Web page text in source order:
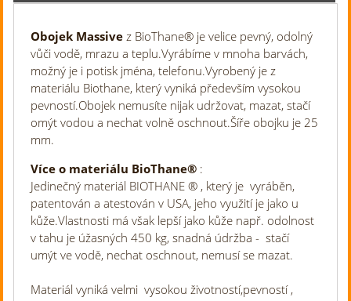
Obojek Massive z BioThane® je velice pevný, odolný
vůči vodě, mrazu a teplu.Vyrábíme v mnoha barvách,
možný je i potisk jména, telefonu.Vyrobený je z
materiálu Biothane, který vyniká především vysokou
pevností.Obojek nemusíte nijak udržovat, mazat, stačí
omýt vodou a nechat volně oschnout.Šíře obojku je 25
mm.
Více o materiálu BioThane® :
Jedinečný materiál BIOTHANE® , který je vyráběn,
patentován a atestován v USA, jeho využití je jako u
kůže.Vlastnosti má však lepší jako kůže např. odolnost
v tahu je úžasných 450 kg, snadná údržba - stačí
umýt ve vodě, nechat oschnout, nemusí se mazat.
Materiál vyniká velmi vysokou životností,pevností ,